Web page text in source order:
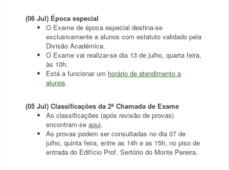
(06 Jul) Época especial
O Exame de época especial destina-se
exclusivamente a alunos com estatuto validado pela
Divisão Académica.
O Exame vai realizar-se dia 13 de julho, quarta feira,
às 10h.
Está a funcionar um horário de atendimento a
alunos.
(05 Jul) Classificações da 2ª Chamada de Exame
As classificações (após revisão de provas)
encontram-se aqui.
As provas podem ser consultadas no dia 07 de
julho, quinta feira, entre as 14h e as 15h, no piso de
entrada do Edifício Prof. Sertório do Monte Pereira.